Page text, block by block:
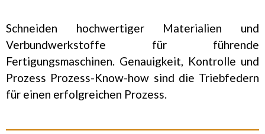
Schneiden hochwertiger Materialien und
Verbundwerkstoffe für führende
Fertigungsmaschinen. Genauigkeit, Kontrolle und
Prozess Prozess-Know-how sind die Triebfedern
für einen erfolgreichen Prozess.